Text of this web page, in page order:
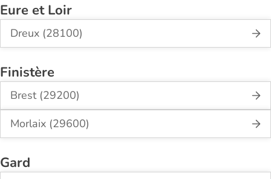
Eure et Loir
Dreux (28100)
Finistère
Brest (29200)
Morlaix (29600)
Gard